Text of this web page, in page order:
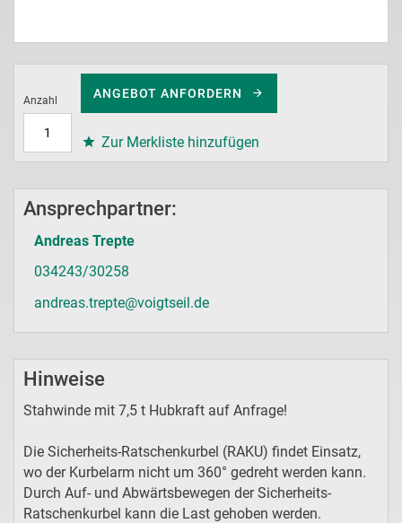
Anzahl
ANGEBOT ANFORDERN
Zur Merkliste hinzufügen
Ansprechpartner:
Andreas Trepte
034243/30258
andreas.trepte@voigtseil.de
Hinweise
Stahwinde mit 7,5 t Hubkraft auf Anfrage!
Die Sicherheits-Ratschenkurbel (RAKU) findet Einsatz,
wo der Kurbelarm nicht um 360° gedreht werden kann.
Durch Auf- und Abwärtsbewegen der Sicherheits-
Ratschenkurbel kann die Last gehoben werden.